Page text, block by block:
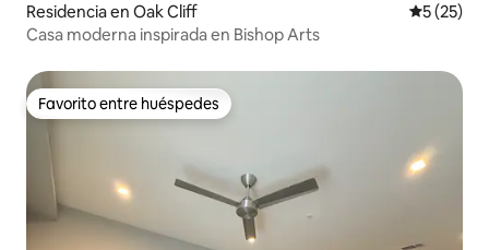
Residencia en Oak Cliff
5 (25)
Casa moderna inspirada en Bishop Arts
Favorito entre huéspedes
Favorito entre huéspedes